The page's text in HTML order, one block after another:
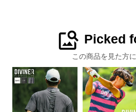
image_search Picked
この商品を見た方に